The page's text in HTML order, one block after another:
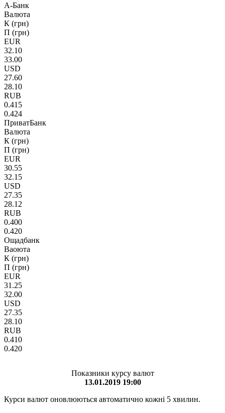
А-Банк
Валюта
К (грн)
П (грн)
EUR
32.10
33.00
USD
27.60
28.10
RUB
0.415
0.424
ПриватБанк
Валюта
К (грн)
П (грн)
EUR
30.55
32.15
USD
27.35
28.12
RUB
0.400
0.420
Ощадбанк
Ваоюта
К (грн)
П (грн)
EUR
31.25
32.00
USD
27.35
28.10
RUB
0.410
0.420
Показники курсу валют
13.01.2019 19:00
Курси валют оновлюються автоматично кожні 5 хвилин.